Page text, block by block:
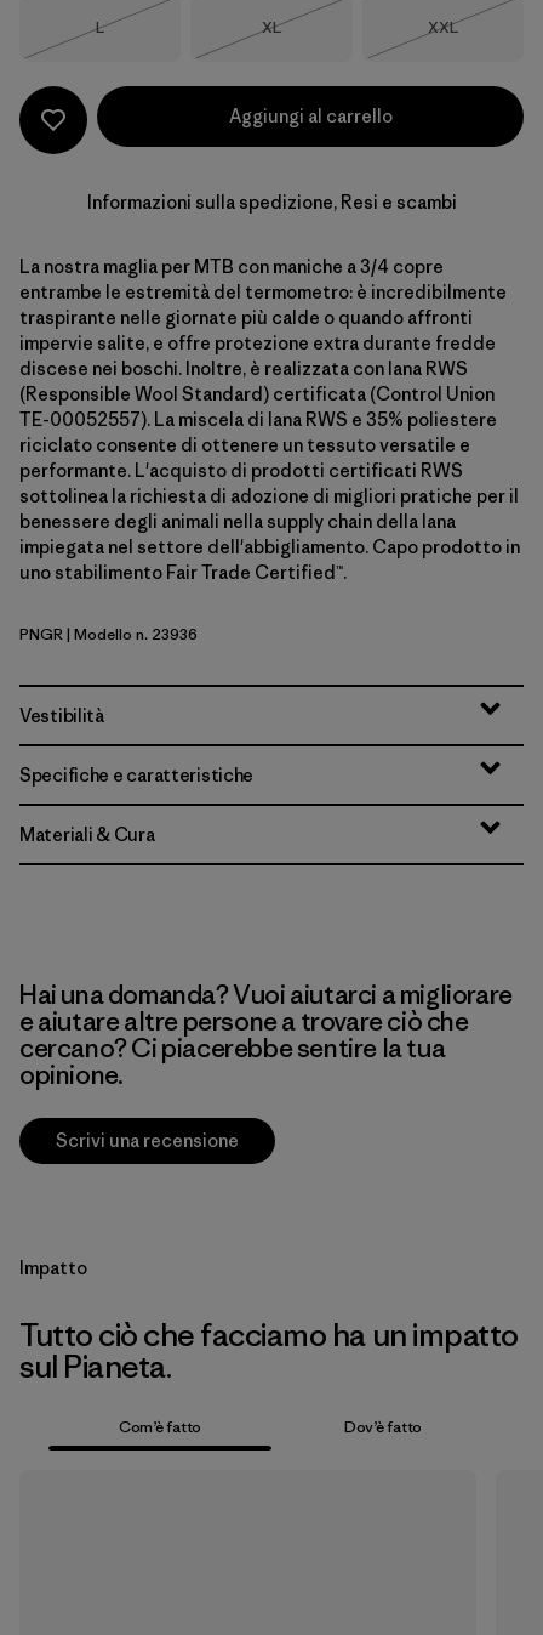
Taglia
L
Taglia
XL
Taglia
XXL
Aggiungi al carrello
Informazioni sulla spedizione, Resi e scambi
La nostra maglia per MTB con maniche a 3/4 copre
entrambe le estremità del termometro: è incredibilmente
traspirante nelle giornate più calde o quando affronti
impervie salite, e offre protezione extra durante fredde
discese nei boschi. Inoltre, è realizzata con lana RWS
(Responsible Wool Standard) certificata (Control Union
TE-00052557). La miscela di lana RWS e 35% poliestere
riciclato consente di ottenere un tessuto versatile e
performante. L'acquisto di prodotti certificati RWS
sottolinea la richiesta di adozione di migliori pratiche per il
benessere degli animali nella supply chain della lana
impiegata nel settore dell'abbigliamento. Capo prodotto in
uno stabilimento Fair Trade Certified™.
Pine Needle Green
PNGR| Modello n. 23936
Vestibilità
Specifiche e caratteristiche
Materiali & Cura
Hai una domanda? Vuoi aiutarci a migliorare
e aiutare altre persone a trovare ciò che
cercano? Ci piacerebbe sentire la tua
opinione.
Scrivi una recensione
Impatto
Tutto ciò che facciamo ha un impatto
sul Pianeta.
Com’è fatto Dov’è fatto